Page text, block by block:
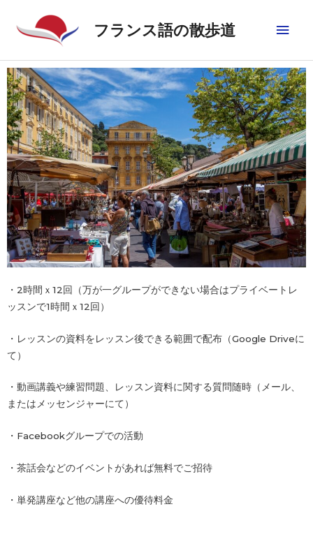
フランス語の散歩道
・2時間ｘ12回（万が一グループができない場合はプライベートレ
ッスンで1時間ｘ12回）
・レッスンの資料をレッスン後できる範囲で配布（Google Driveに
て）
・動画講義や練習問題、レッスン資料に関する質問随時（メール、
またはメッセンジャーにて）
・Facebookグループでの活動
・茶話会などのイベントがあれば無料でご招待
・単発講座など他の講座への優待料金